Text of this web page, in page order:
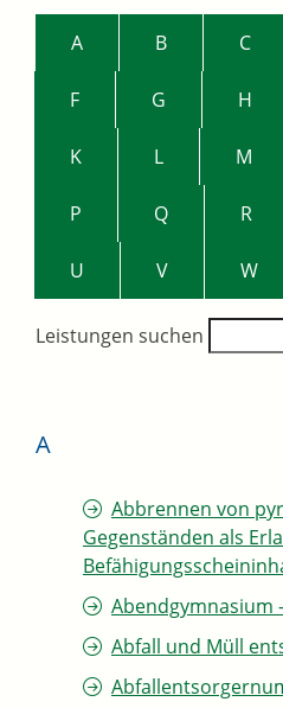
A B C
F G H
K L M
P Q R
U V W
Leistungen suchen
A
Abbrennen von
Gegenständen als
Abendgymnasium
Abfall und Müll